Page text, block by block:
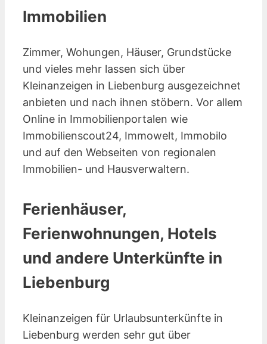
Immobilien
Zimmer, Wohungen, Häuser, Grundstücke
und vieles mehr lassen sich über
Kleinanzeigen in Liebenburg ausgezeichnet
anbieten und nach ihnen stöbern. Vor allem
Online in Immobilienportalen wie
Immobilienscout24, Immowelt, Immobilo
und auf den Webseiten von regionalen
Immobilien- und Hausverwaltern.
Ferienhäuser,
Ferienwohnungen, Hotels
und andere Unterkünfte in
Liebenburg
Kleinanzeigen für Urlaubsunterkünfte in
Liebenburg werden sehr gut über